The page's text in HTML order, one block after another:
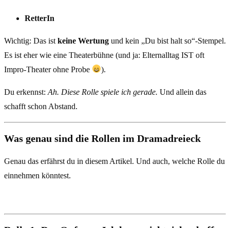
RetterIn
Wichtig: Das ist keine Wertung und kein „Du bist halt so“-Stempel.
Es ist eher wie eine Theaterbühne (und ja: Elternalltag IST oft
Impro-Theater ohne Probe
).
Du erkennst: Ah. Diese Rolle spiele ich gerade. Und allein das
schafft schon Abstand.
Was genau sind die Rollen im Dramadreieck
Genau das erfährst du in diesem Artikel. Und auch, welche Rolle du
einnehmen könntest.